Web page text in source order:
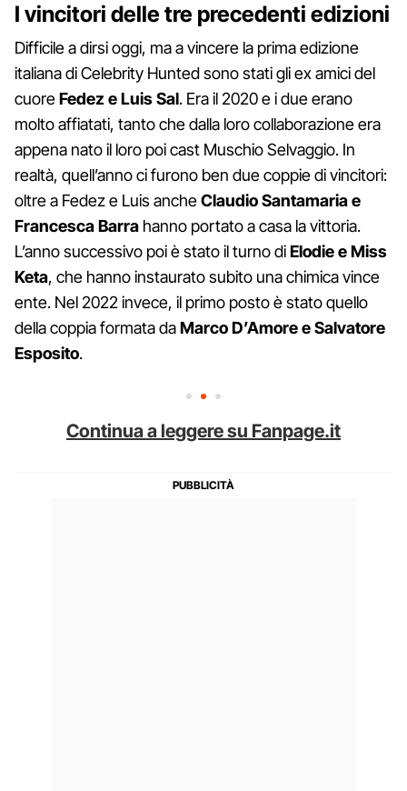
I vincitori delle tre precedenti edizioni
Difficile a dirsi oggi, ma a vincere la prima edizione
italiana di Celebrity Hunted sono stati gli ex amici del
cuoreFedez e Luis Sal. Era il 2020 e i due erano
molto affiatati, tanto che dalla loro collaborazione era
appena nato il loro poi cast Muschio Selvaggio. In
realtà, quell’anno ci furono ben due coppie di vincitori:
oltre a Fedez e Luis ancheClaudio Santamaria e
Francesca Barra hanno portato a casa la vittoria.
L’anno successivo poi è stato il turno diElodie e Miss
Keta, che hanno instaurato subito una chimica vince
ente. Nel 2022 invece, il primo posto è stato quello
della coppia formata daMarco D’Amore e Salvatore
Esposito.
Continua a leggere su Fanpage.it